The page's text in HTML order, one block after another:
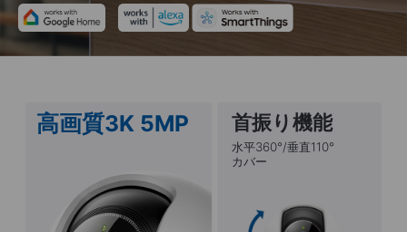
高画質3K 5MP 首振り機能
水平360°/垂直110°
カバー